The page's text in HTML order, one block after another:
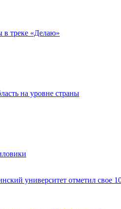
в треке «Делаю»
на уровне страны
университет отметил свое